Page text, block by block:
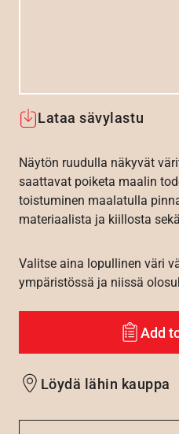
Lataa sävylastu
Näytön ruudulla näkyvät
saattavat poiketa maalin
toistuminen maalatulla
materiaalista ja kiillosta
Valitse aina lopullinen väri
ympäristössä ja niissä
Add
Löydä lähin kauppa